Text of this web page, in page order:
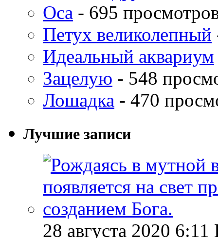
Оса - 695
Петух великолепный
Идеальный аквариум
Зацелую - 548
Лошадка - 470
Лучшие записи
28 августа 2020